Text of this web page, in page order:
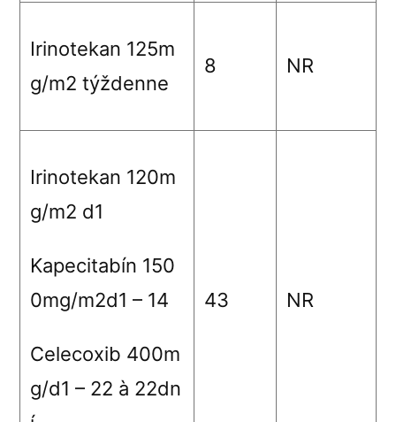
Irinotekan 125m
g/m2 týždenne
8 NR
Irinotekan 120m
g/m2 d1
Kapecitabín 150
0mg/m2d1 – 14
Celecoxib 400m
g/d1 – 22 à 22dn
43 NR